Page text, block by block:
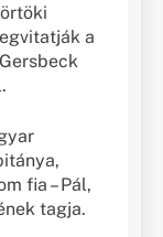
a
fia – Pál,
tagja.